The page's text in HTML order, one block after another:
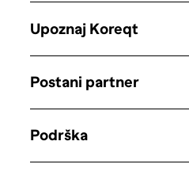
Upoznaj Koreqt
Postani partner
Podrška